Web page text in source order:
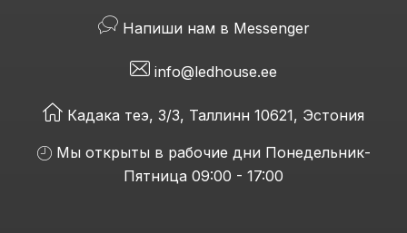
Напиши нам в Messenger
info@ledhouse.ee
Кадака теэ, 3/3, Таллинн 10621, Эстония
Мы открыты в рабочие дни Понедельник-
Пятница 09:00 - 17:00